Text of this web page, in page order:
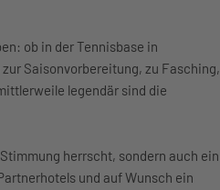
ob in der Tennisbase in
Saisonvorbereitung, zu Fasching,
legendär sind die
herrscht, sondern auch ein
und auf Wunsch ein